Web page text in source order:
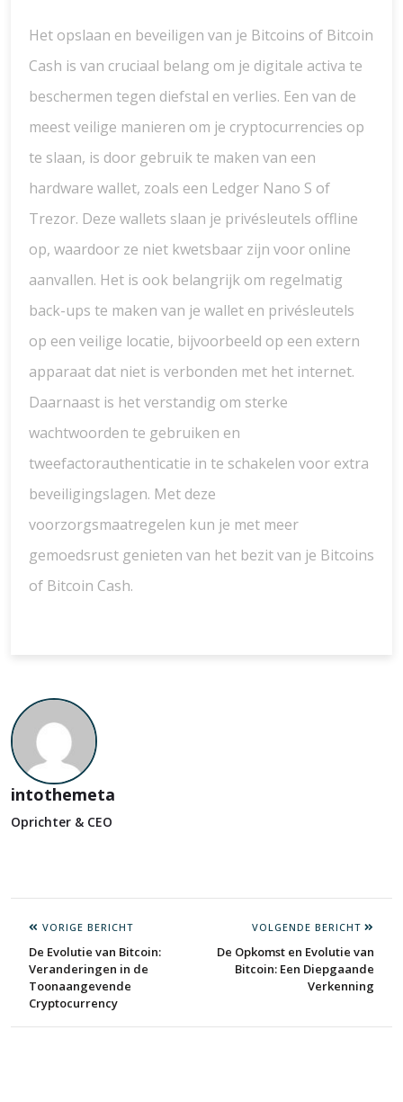
Het opslaan en beveiligen van je Bitcoins of Bitcoin
Cash is van cruciaal belang om je digitale activa te
beschermen tegen diefstal en verlies. Een van de
meest veilige manieren om je cryptocurrencies op
te slaan, is door gebruik te maken van een
hardware wallet, zoals een Ledger Nano S of
Trezor. Deze wallets slaan je privésleutels offline
op, waardoor ze niet kwetsbaar zijn voor online
aanvallen. Het is ook belangrijk om regelmatig
back-ups te maken van je wallet en privésleutels
op een veilige locatie, bijvoorbeeld op een extern
apparaat dat niet is verbonden met het internet.
Daarnaast is het verstandig om sterke
wachtwoorden te gebruiken en
tweefactorauthenticatie in te schakelen voor extra
beveiligingslagen. Met deze
voorzorgsmaatregelen kun je met meer
gemoedsrust genieten van het bezit van je Bitcoins
of Bitcoin Cash.
intothemeta
Oprichter & CEO
VORIGE BERICHT
De Evolutie van Bitcoin:
Veranderingen in de
Toonaangevende
Cryptocurrency
VOLGENDE BERICHT
De Opkomst en Evolutie van
Bitcoin: Een Diepgaande
Verkenning